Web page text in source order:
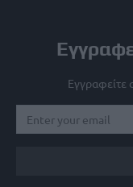
Εγγραφείτε